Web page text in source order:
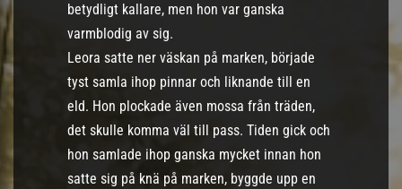
betydligt kallare, men hon var ganska
varmblodig av sig.
Leora satte ner väskan på marken, började
tyst samla ihop pinnar och liknande till en
eld. Hon plockade även mossa från träden,
det skulle komma väl till pass. Tiden gick och
hon samlade ihop ganska mycket innan hon
satte sig på knä på marken, byggde upp en